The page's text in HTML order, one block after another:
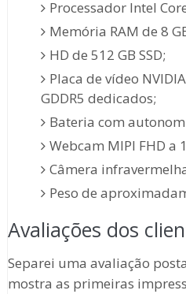
Processador Intel
Memória RAM de 8
HD de 512 GB SSD;
Placa de vídeo
GDDR5 dedicados;
Bateria com
Webcam MIPI FHD a
Câmera
Peso de
Avaliações dos
Separei uma avaliação
mostra as primeiras